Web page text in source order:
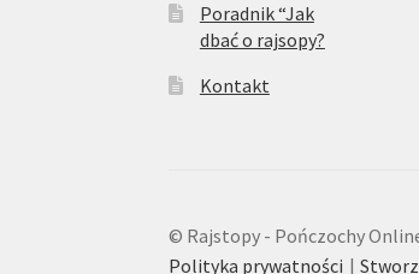
Poradnik “Jak
dbać o rajsopy?
Kontakt
© Rajstopy - Pończochy
Polityka prywatności